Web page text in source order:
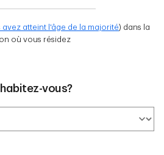
avez atteint l'âge de la majorité) dans la
où vous résidez
vous?